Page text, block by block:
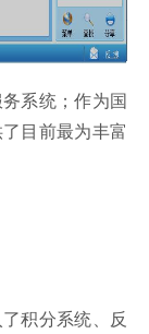
系统；作为国
目前最为丰富
积分系统、反